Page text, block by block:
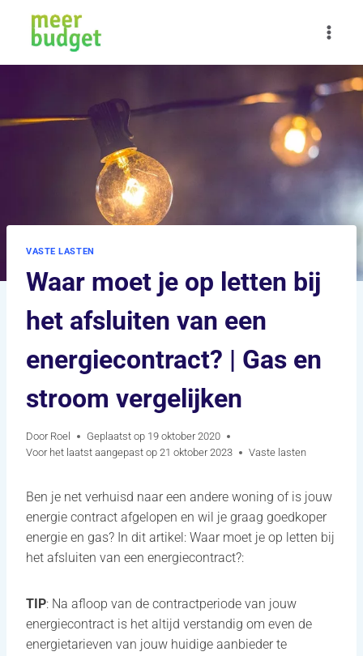
inhoud
VASTE LASTEN
Waar moet je op letten bij
het afsluiten van een
energiecontract? | Gas en
stroom vergelijken
Door Roel Geplaatst op 19 oktober 2020
Voor het laatst aangepast op 21 oktober 2023 Vaste lasten
Ben je net verhuisd naar een andere woning of is jouw
energie contract afgelopen en wil je graag goedkoper
energie en gas? In dit artikel: Waar moet je op letten bij
het afsluiten van een energiecontract?:
TIP: Na afloop van de contractperiode van jouw
energiecontract is het altijd verstandig om even de
energietarieven van jouw huidige aanbieder te